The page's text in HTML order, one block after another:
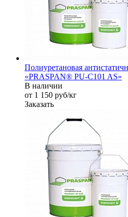
Полиуретановая
«PRASPAN® PU-C101 AS»
В наличии
от 1 150 руб/кг
Заказать